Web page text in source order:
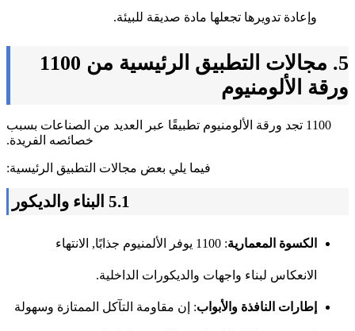
وإعادة تدويرها تجعلها مادة صديقة للبيئة.
5. مجالات التطبيق الرئيسية من 1100
ورقة الألومنيوم
1100 تجد ورقة الألومنيوم تطبيقًا عبر العديد من الصناعات بسبب
خصائصه الفريدة.
فيما يلي بعض مجالات التطبيق الرئيسية:
5.1 البناء والديكور
الكسوة المعمارية : 1100 يوفر الألمنيوم جذابًا, الانتهاء
الانعكاس لبناء واجهات والديكورات الداخلية.
إطارات النافذة والأبواب: إن مقاومة التآكل الممتازة وسهولة